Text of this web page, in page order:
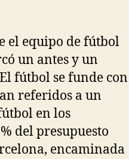
el equipo de fútbol
un antes y un
fútbol se funde con
referidos a un
en los
del presupuesto
encaminada